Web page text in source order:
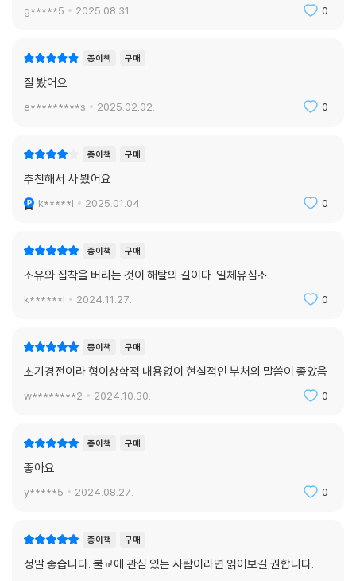
g*****5 2025.08.31. 0
종이책 구매
잘 봤어요
e*********s 2025.02.02. 0
종이책 구매
추천해서 사 봤어요
k*****l 2025.01.04. 0
종이책 구매
소유와 집착을 버리는 것이 해탈의 길이다. 일체유심조
k******l 2024.11.27. 0
종이책 구매
초기경전이라 형이상학적 내용없이 현실적인 부처의 말씀이 좋았음
w********2 2024.10.30. 0
종이책 구매
좋아요
y*****5 2024.08.27. 0
종이책 구매
정말 좋습니다. 불교에 관심 있는 사람이라면 읽어보길 권합니다.